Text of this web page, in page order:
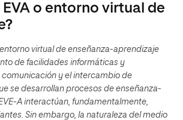
EVA o entorno virtual de
virtual de enseñanza-aprendizaje
de facilidades informáticas y
y el intercambio de
se desarrollan procesos de enseñanza-
A interactúan, fundamentalmente,
Sin embargo, la naturaleza del medio